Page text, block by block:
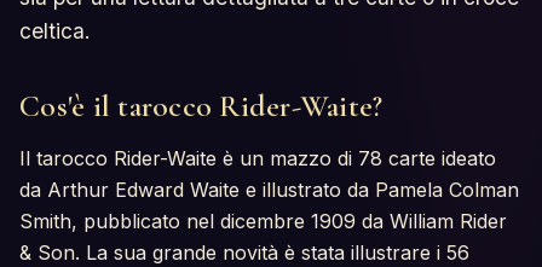
celtica.
Cos'è il tarocco Rider-Waite?
Il tarocco Rider-Waite è un mazzo di 78 carte ideato
da Arthur Edward Waite e illustrato da Pamela Colman
Smith, pubblicato nel dicembre 1909 da William Rider
& Son. La sua grande novità è stata illustrare i 56